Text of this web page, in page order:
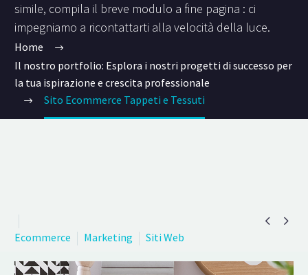
simile, compila il breve modulo a fine pagina : ci
impegniamo a ricontattarti alla velocità della luce.
Home
Il nostro portfolio: Esplora i nostri progetti di successo per
la tua ispirazione e crescita professionale
Sito Ecommerce Tappeti e Tessuti
 
Ecommerce Marketing Siti Web